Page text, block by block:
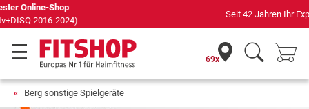
Seit 42 Jahren Ihr Experte für Heimfitness
69x
Berg sonstige Spielgeräte